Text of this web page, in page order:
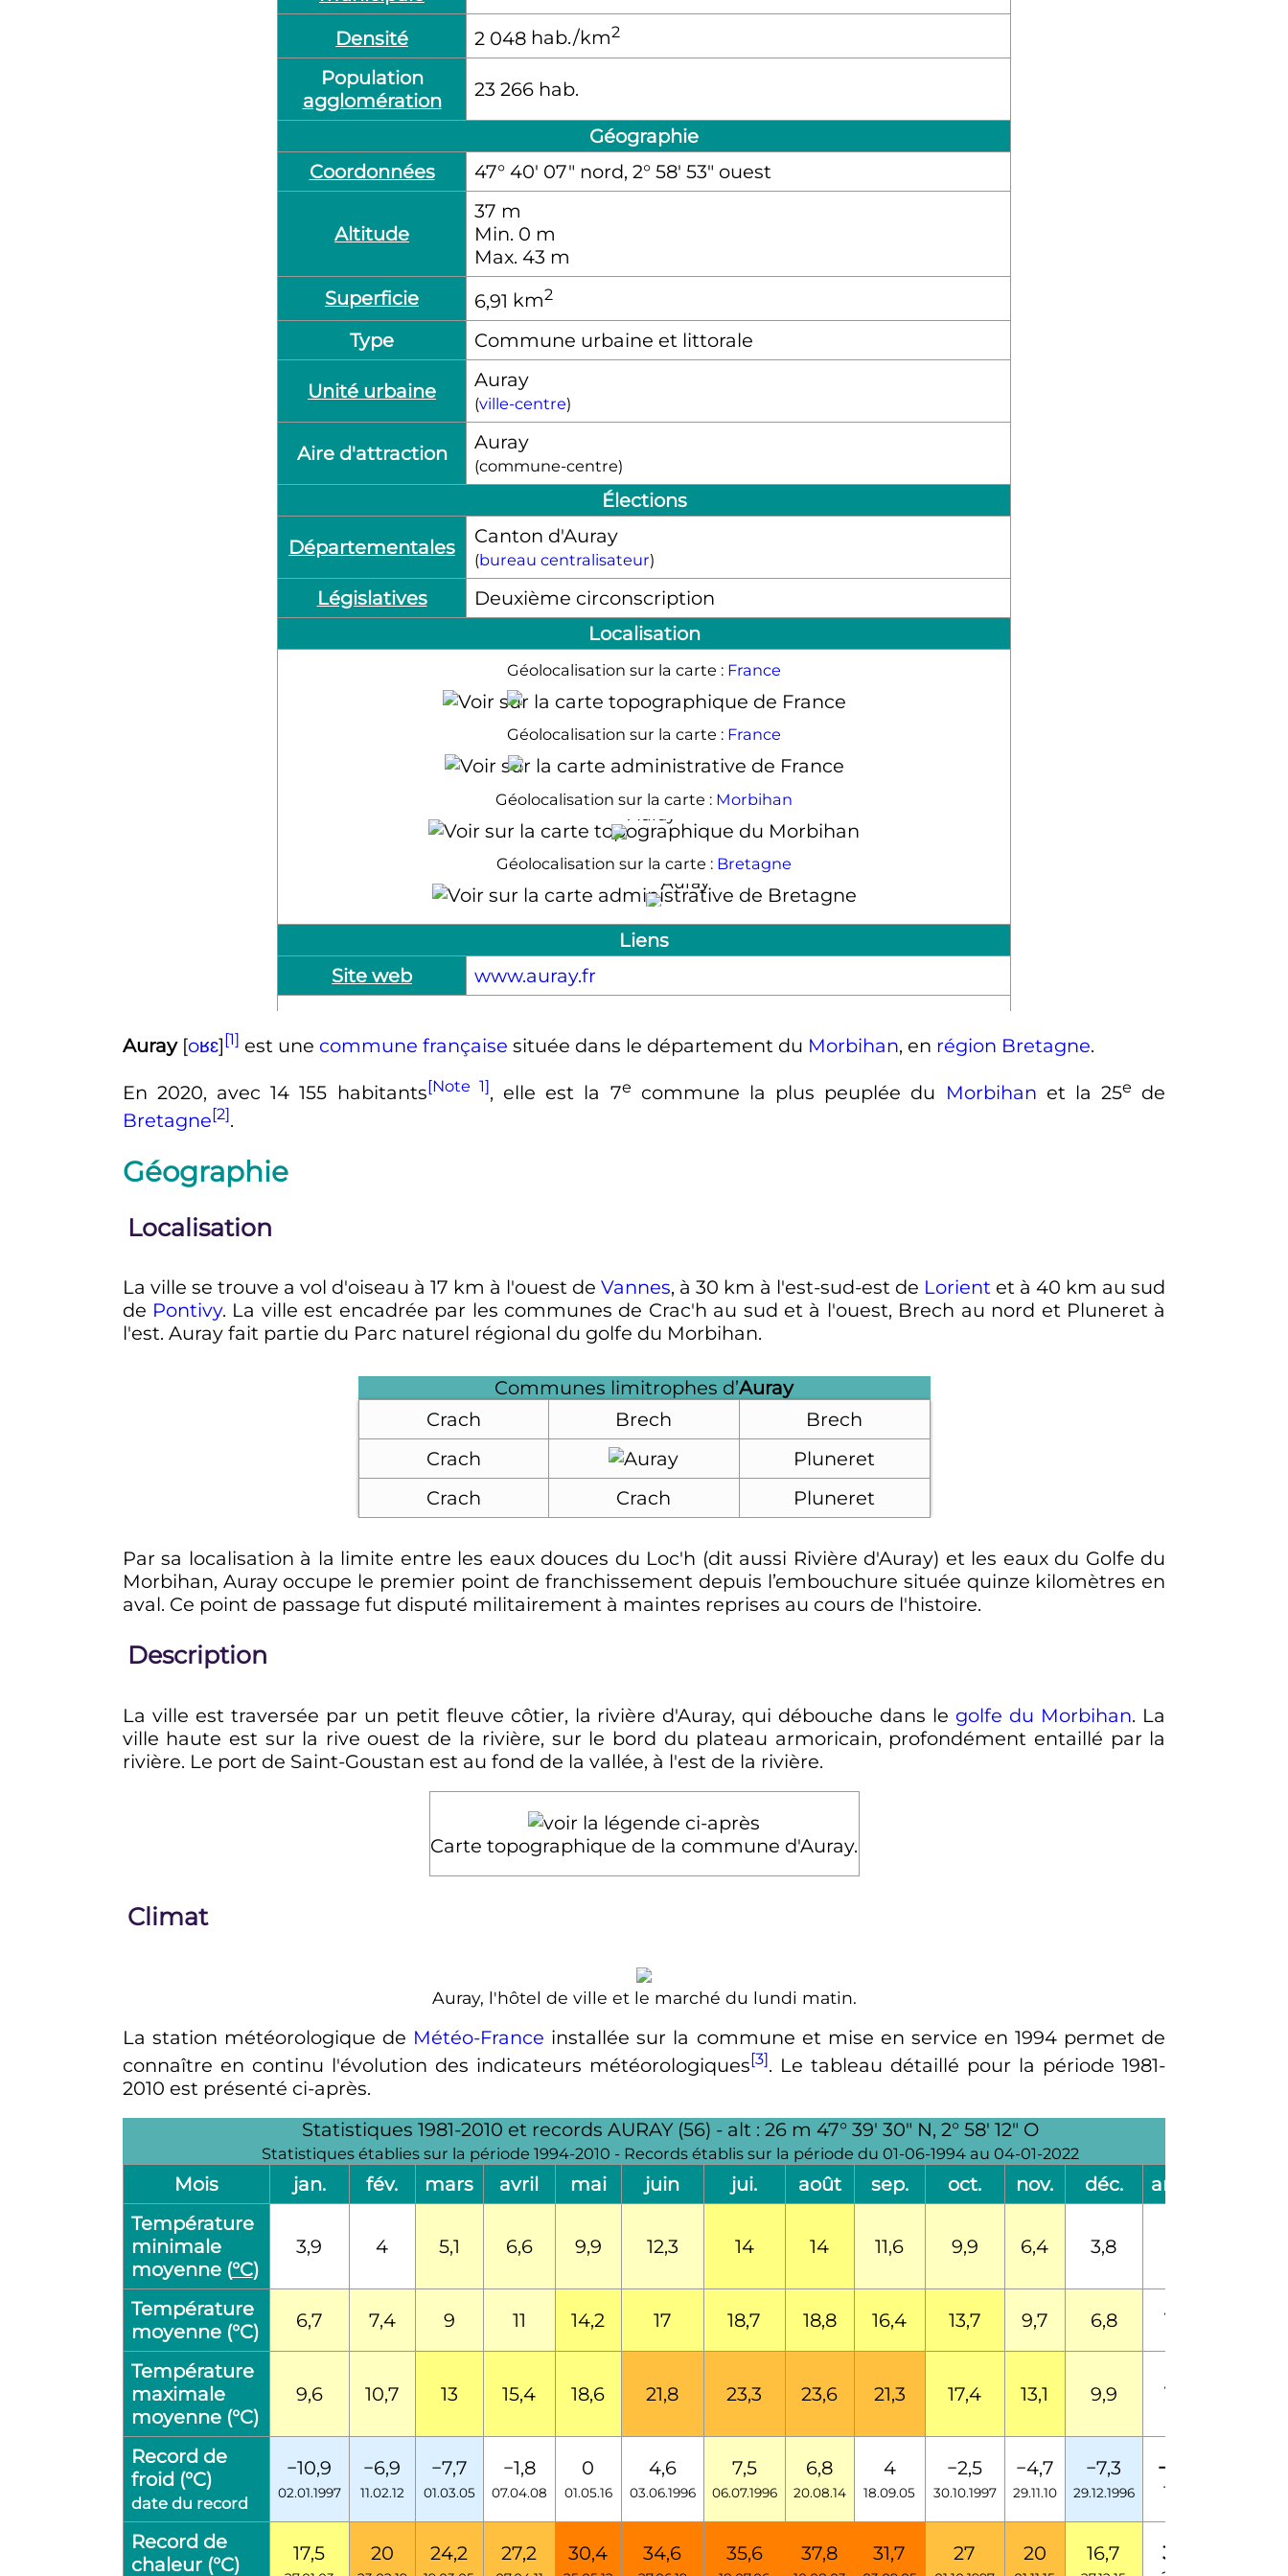
Densité
2 048 hab./km2
Population
agglomération
23 266 hab.
Géographie
Coordonnées
47° 40′ 07″ nord, 2° 58′ 53″ ouest
Altitude
37 m
Min. 0 m
Max. 43 m
Superficie
6,91 km2
Type Commune urbaine et littorale
Unité urbaine Auray
(ville-centre)
Aire d'attraction Auray
(commune-centre)
Élections
Départementales Canton d'Auray
(bureau centralisateur)
Législatives
Deuxième circonscription
Localisation
Géolocalisation sur la carte : France
Auray
Géolocalisation sur la carte : France
Auray
Géolocalisation sur la carte : Morbihan
Géolocalisation sur la carte : Bretagne
Auray
Liens
Site web
www.auray.fr
Auray [oʁɛ][1] est une commune française située dans le département du Morbihan, en région Bretagne.
En 2020, avec14 155 habitants[Note 1], elle est la 7e commune la plus peuplée du Morbihan et la25e de
Bretagne[2].
Géographie
Localisation
La ville se trouve a vol d'oiseau à 17 km à l'ouest deVannes, à30 km à l'est-sud-est de Lorient et à40 km au sud
de Pontivy. La ville est encadrée par les communes de Crac'h au sud et à l'ouest, Brech au nord et Pluneret à
l'est. Auray fait partie du Parc naturel régional du golfe du Morbihan.
Communes limitrophes d’Auray
Crach
Brech
Brech
Crach
Pluneret
Crach
Crach Pluneret
Par sa localisation à la limite entre les eaux douces du Loc'h (dit aussi Rivière d'Auray) et les eaux du Golfe du
Morbihan, Auray occupe le premier point de franchissement depuis l’embouchure située quinze kilomètres en
aval. Ce point de passage fut disputé militairement à maintes reprises au cours de l'histoire.
Description
La ville est traversée par un petit fleuve côtier, la rivière d'Auray, qui débouche dans le golfe du Morbihan. La
ville haute est sur la rive ouest de la rivière, sur le bord du plateau armoricain, profondément entaillé par la
rivière. Le port de Saint-Goustan est au fond de la vallée, à l'est de la rivière.
Carte topographique de la commune d'Auray.
Climat
Auray, l'hôtel de ville et le marché du lundi matin.
La station météorologique de Météo-France installée sur la commune et mise en service en 1994 permet de
connaître en continu l'évolution des indicateurs météorologiques[3]. Le tableau détaillé pour la période 1981-
2010 est présenté ci-après.
Statistiques 1981-2010 et records AURAY (56) - alt : 26 m 47° 39′ 30″ N, 2° 58′ 12″ O
Statistiques établies sur la période 1994-2010 - Records établis sur la période du 01-06-1994 au 04-01-2022
Mois jan. fév. mars avril mai juin jui. août sep. oct. nov. déc.
année
Température
minimale
moyenne (°C)
3,9 4 5,1 6,6 9,9 12,3 14 14 11,6 9,9 6,4 3,8
Température
moyenne (°C)
6,7 7,4 9 11 14,2 17 18,7 18,8 16,4 13,7 9,7 6,8 12,5
Température
maximale
moyenne (°C)
9,6 10,7 13 15,4 18,6 21,8 23,3 23,6 21,3 17,4 13,1 9,9 16,5
Record de
froid (°C)
date du record
−10,9
02.01.1997
−6,9
11.02.12
−7,7
01.03.05
−1,8
07.04.08
0
01.05.16
4,6
03.06.1996
7,5
06.07.1996
6,8
20.08.14
4
18.09.05
−2,5
30.10.1997
−4,7
29.11.10
−7,3
29.12.1996
−10,9
1997
Record de
chaleur (°C)
17,5 20 24,2 27,2 30,4 34,6 35,6 37,8 31,7 27 20 16,7 37,8